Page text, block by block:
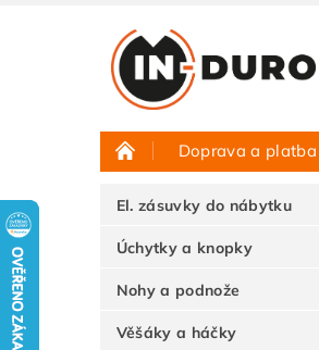
Doprava a platba
Půjčovna vzorků
El. zásuvky do nábytku
Úchytky a knopky
Nohy a podnože
Věšáky a háčky